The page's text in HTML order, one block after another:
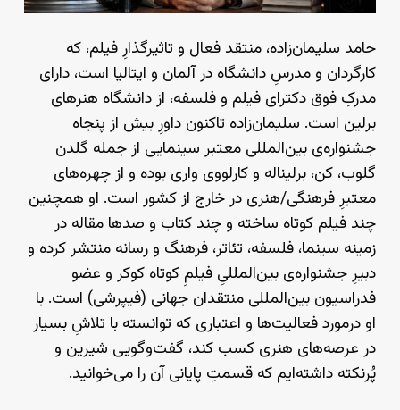
حامد سلیمان‌زاده، منتقد فعال و تاثیرگذارِ فیلم، که
کارگردان و مدرسِ دانشگاه در آلمان و ایتالیا است، دارای
مدرکِ فوق دکترای فیلم و فلسفه، از دانشگاه هنرهای
برلین است. سلیمان‌‌زاده تاکنون داورِ بیش از پنجاه
جشنواره‌ی بین‌المللی معتبر سینمایی از جمله گلدن
گلوب، کن، برلیناله و کارلووی واری بوده و از چهره‌های
معتبرِ فرهنگی/هنری در خارج از کشور است. او همچنین
چند فیلم کوتاه ساخته و چند کتاب و صدها مقاله در‌
زمینه سینما، فلسفه، تئاتر، فرهنگ و رسانه منتشر کرده و
دبیرِ جشنواره‌ی بین‌المللیِ فیلمِ کوتاه کوکر و عضو
فدراسیون بین‌المللی منتقدان جهانی (فیپرشی) است. با
او درمورد فعالیت‌ها و اعتباری که توانسته با تلاشِ بسیار
در عرصه‌های هنری کسب کند، گفت‌وگویی شیرین و
پُرنکته داشته‌ایم که قسمتِ پایانی آن را می‌خوانید.